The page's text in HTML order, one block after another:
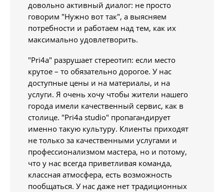
довольно активный диалог: не просто
говорим "Нужно вот так", а выясняем
потребности и работаем над тем, как их
максимально удовлетворить.
"Pri4a" разрушает стереотип: если место
крутое – то обязательно дорогое. У нас
доступные цены и на материалы, и на
услуги. Я очень хочу чтобы жители нашего
города имели качественный сервис, как в
столице. "Pri4a studio" пропагандирует
именно такую культуру. Клиенты приходят
не только за качественными услугами и
профессионализмом мастера, но и потому,
что у нас всегда приветливая команда,
классная атмосфера, есть возможность
пообщаться. У нас даже нет традиционных